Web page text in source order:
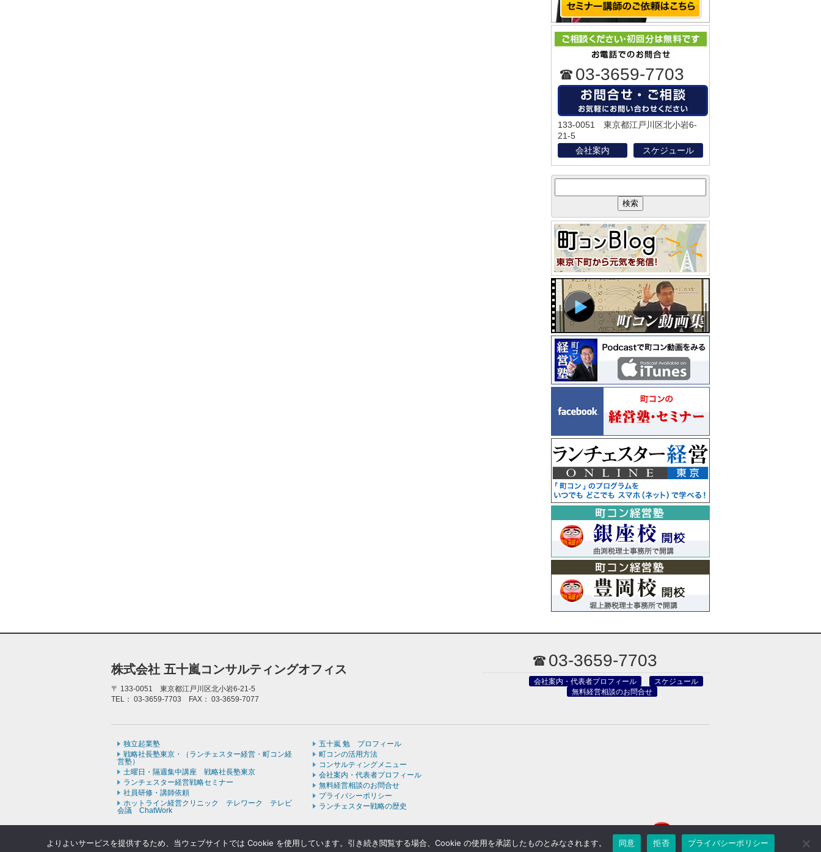
03-3659-7703
133-0051 東京都江戸川区北小岩6-
21-5
会社案内
スケジュール
イ
内
検
索
株式会社 五十嵐コンサルティングオフィス
〒 133-0051 東京都江戸川区北小岩6-21-5
TEL： 03-3659-7703 FAX： 03-3659-7077
03-3659-7703
会社案内・代表者プロフィール
スケジュール
無料経営相談のお問合せ
独立起業塾
戦略社長塾東京・（ランチェスター経営・町コン経
営塾）
土曜日・隔週集中講座 戦略社長塾東京
ランチェスター経営戦略セミナー
社員研修・講師依頼
ホットライン経営クリニック テレワーク テレビ
会議 ChatWork
五十嵐 勉 プロフィール
町コンの活用方法
コンサルティングメニュー
会社案内・代表者プロフィール
無料経営相談のお問合せ
プライバシーポリシー
ランチェスター戦略の歴史
Copyright © ランチェスターの法則を学ぶなら五十嵐コンサルティングオフィス All rights resereved. Powered by DJCOM Inc.
よりよいサービスを提供するため、当ウェブサイトでは Cookie を使用しています。引き続き閲覧する場合、Cookie の使用を承諾したものとみなされます。 同意 拒否 プライバシーポリシー